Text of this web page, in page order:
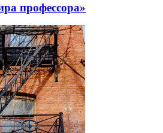
профессора»